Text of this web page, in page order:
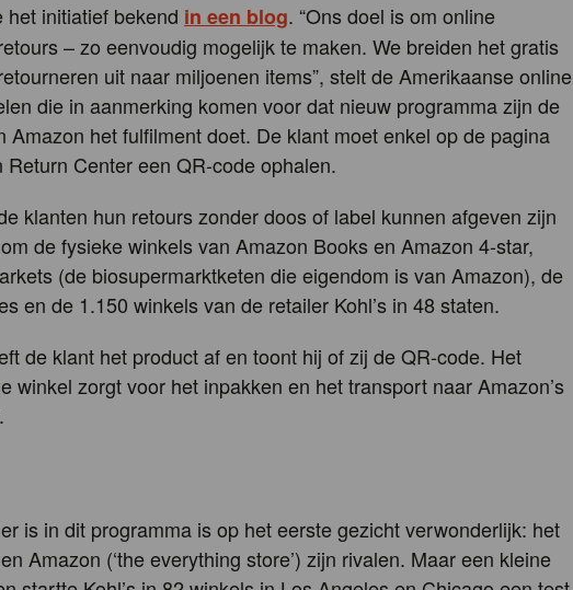
initiatief bekend in een blog. “Ons doel is om online
– zo eenvoudig mogelijk te maken. We breiden het gratis
uit naar miljoenen items”, stelt de Amerikaanse online
die in aanmerking komen voor dat nieuw programma zijn de
Amazon het fulfilment doet. De klant moet enkel op de pagina
Return Center een QR-code ophalen.
klanten hun retours zonder doos of label kunnen afgeven zijn
de fysieke winkels van Amazon Books en Amazon 4-star,
(de biosupermarktketen die eigendom is van Amazon), de
en de 1.150 winkels van de retailer Kohl’s in 48 staten.
de klant het product af en toont hij of zij de QR-code. Het
winkel zorgt voor het inpakken en het transport naar Amazon’s
is in dit programma is op het eerste gezicht verwonderlijk: het
Amazon (‘the everything store’) zijn rivalen. Maar een kleine